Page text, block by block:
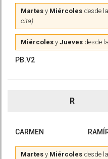
Martes y Miércoles desde
cita)
Miércoles y Jueves desde
PB.V2
R
CARMEN
Martes y Miércoles desde